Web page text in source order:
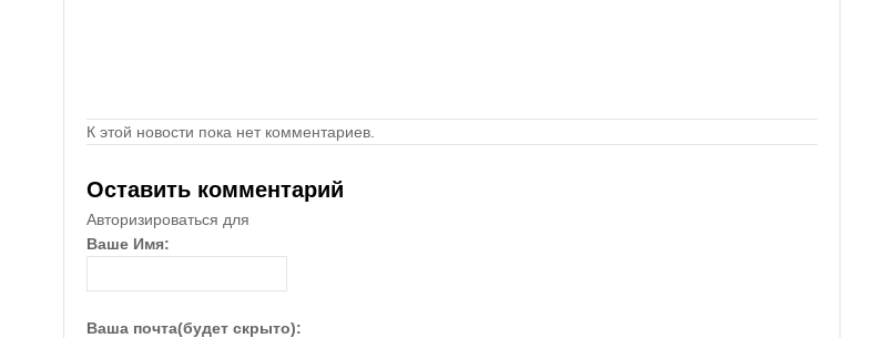
К этой новости пока нет комментариев.
Оставить комментарий
Авторизироваться для
Ваше Имя:
Ваша почта(будет скрыто):